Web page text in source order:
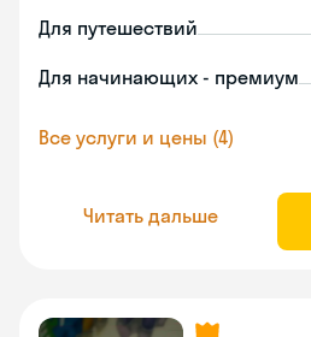
Для путешествий
Для начинающих - премиум
Все услуги и цены (4)
Читать дальше